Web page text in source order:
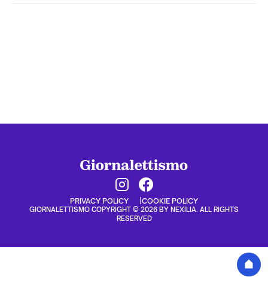
PRIVACY POLICY COOKIE POLICY
GIORNALETTISMO COPYRIGHT © 2026 BY NEXILIA. ALL RIGHTS
RESERVED